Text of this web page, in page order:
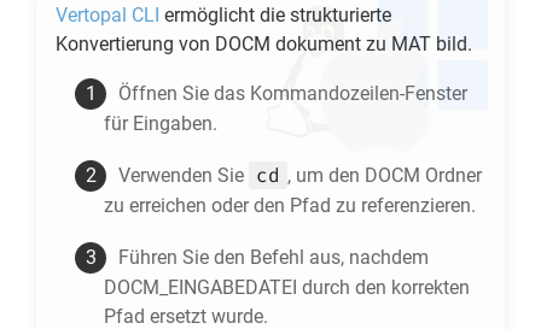
Vertopal CLI ermöglicht die strukturierte
Konvertierung von DOCM dokument zu MAT bild.
Öffnen Sie das Kommandozeilen-Fenster
für Eingaben.
Verwenden Sie cd , um den DOCM Ordner
zu erreichen oder den Pfad zu referenzieren.
Führen Sie den Befehl aus, nachdem
DOCM_EINGABEDATEI durch den korrekten
Pfad ersetzt wurde.